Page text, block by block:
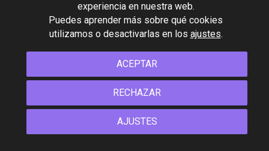
Compra un Flight
Contacto
Conviértete en distribuidor
¿Quieres ser un Artista Flight?
experiencia en nuestra web.
Puedes aprender más sobre qué cookies
utilizamos o desactivarlas en los ajustes.
ACEPTAR
RECHAZAR
AJUSTES